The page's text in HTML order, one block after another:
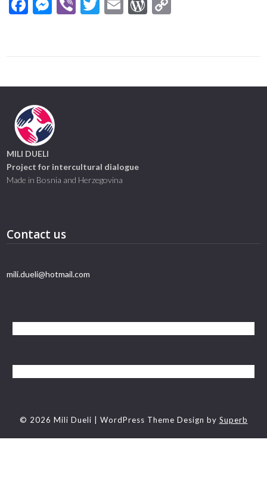
MILI DUELI
Project for intercultural dialogue
Made in Bosnia and Herzegovina
Contact us
mili.dueli@hotmail.com
© 2026 Mili Dueli | WordPress Theme Design by Superb